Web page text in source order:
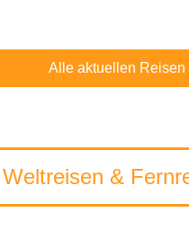
Alle aktuellen Reisen
Weltreisen &